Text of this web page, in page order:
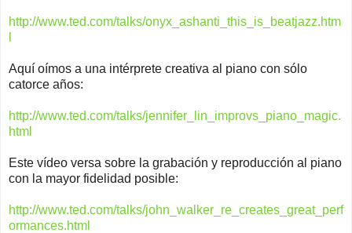
http://www.ted.com/talks/onyx_ashanti_this_is_beatjazz.htm
Aquí oímos a una intérprete creativa al piano con sólo
catorce años:
http://www.ted.com/talks/jennifer_lin_improvs_piano_magic.
html
Este vídeo versa sobre la grabación y reproducción al piano
con la mayor fidelidad posible:
http://www.ted.com/talks/john_walker_re_creates_great_perf
ormances.html